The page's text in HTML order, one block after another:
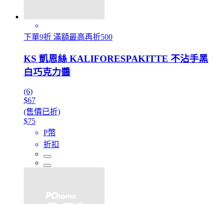
下單9折 滿額最高再折500
KS 凱恩絲 KALIFORESPAKITTE 不沾手黑
白巧克力醬
(6)
$67
(售價已折)
$75
P幣
折扣